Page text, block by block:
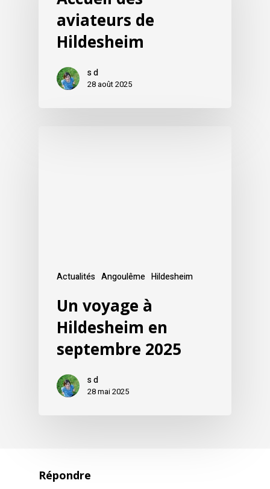
aviateurs de
Hildesheim
s d
28 août 2025
Actualités Angoulême Hildesheim
Un voyage à
Hildesheim en
septembre 2025
s d
28 mai 2025
Répondre